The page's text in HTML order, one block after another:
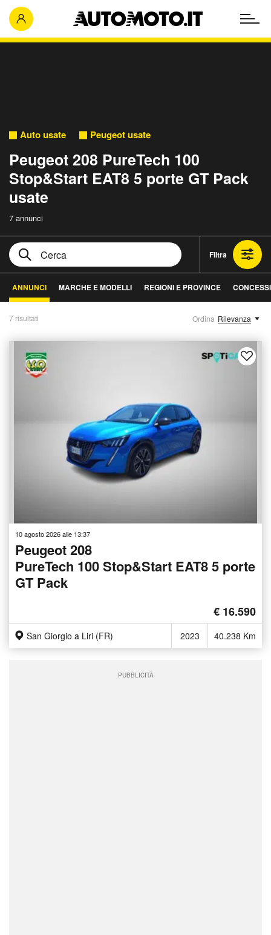
Auto usate Peugeot usate
Peugeot 208 PureTech 100
Stop&Start EAT8 5 porte GT Pack
usate
7 annunci
Filtra
ANNUNCI MARCHE E MODELLI REGIONI E PROVINCE
7 risultati Ordina Rilevanza
10 agosto 2026 alle 13:37
Peugeot 208
PureTech 100 Stop&Start EAT8 5 porte
GT Pack
€ 16.590
San Giorgio a Liri (FR) 2023 40.238 Km
PUBBLICITÀ